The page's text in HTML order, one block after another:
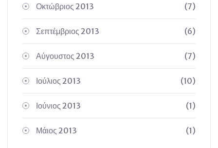
Οκτώβριος 2013 (7)
Σεπτέμβριος 2013 (6)
Αύγουστος 2013 (7)
Ιούλιος 2013 (10)
Ιούνιος 2013 (1)
Μάιος 2013 (1)